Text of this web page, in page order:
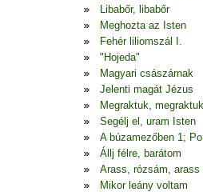
Libabőr, libabőr
Meghozta az Isten
Fehér liliomszál I.
"Hojeda"
Magyari császárnak
Jelenti magát Jézus
Megraktuk, megraktuk
Segélj el, uram Isten
A búzamezőben 1;
Állj félre, barátom
Arass, rózsám, arass
Mikor leány voltam